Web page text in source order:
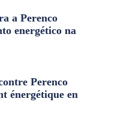
a Perenco
energético na
Perenco
énergétique en